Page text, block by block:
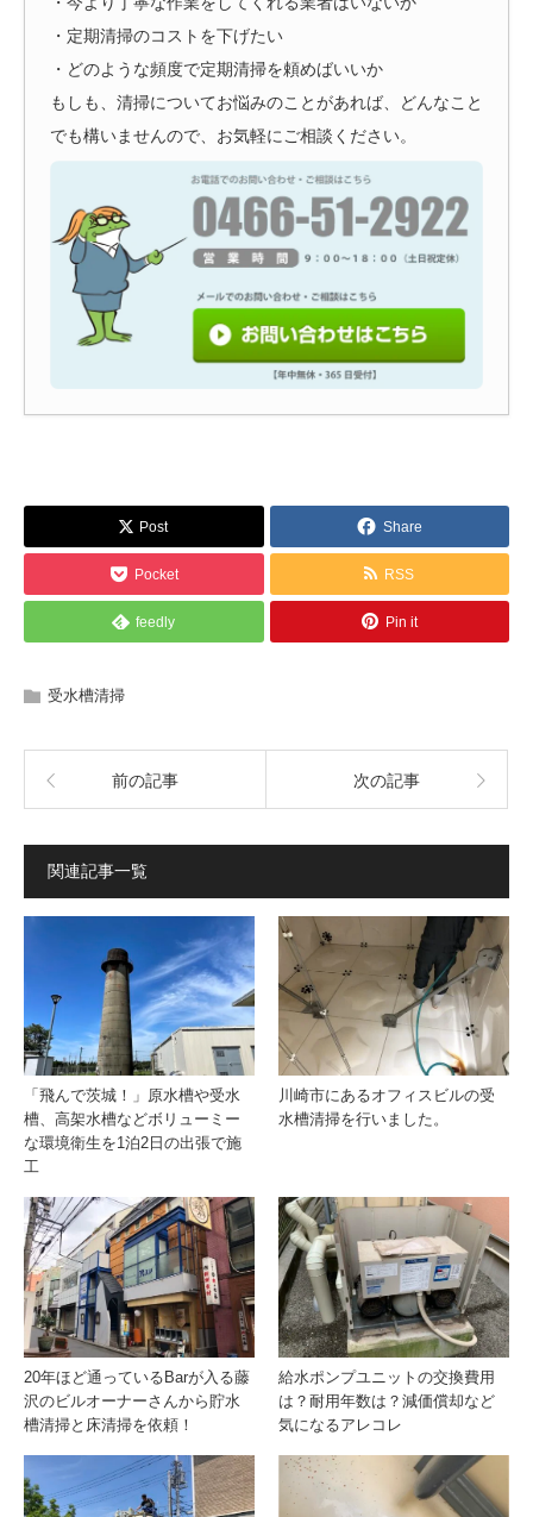
・定期清掃のコストを下げたい
・どのような頻度で定期清掃を頼めばいいか
もしも、清掃についてお悩みのことがあれば、どんなこと
でも構いませんので、お気軽にご相談ください。
Post Share
Pocket RSS
feedly Pin it
受水槽清掃
前の記事 次の記事
関連記事一覧
「飛んで茨城！」原水槽や受水
槽、高架水槽などボリューミー
な環境衛生を1泊2日の出張で施
工
川崎市にあるオフィスビルの受
水槽清掃を行いました。
20年ほど通っているBarが入る藤
沢のビルオーナーさんから貯水
槽清掃と床清掃を依頼！
給水ポンプユニットの交換費用
は？耐用年数は？減価償却など
気になるアレコレ